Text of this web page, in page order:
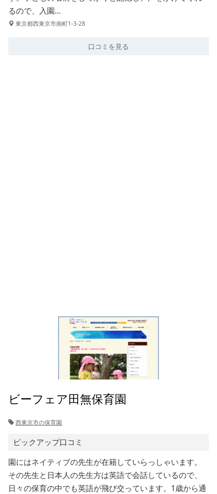
るので、入園…
東京都西東京市南町1-3-28
口コミを見る
ビーフェア田無保育園
西東京市の保育園
ピックアップ口コミ
園にはネイティブの先生が在籍していらっしゃいます。
その先生と日本人の先生方は英語で会話しているので、
日々の保育の中でも英語が飛び交っています。1歳から通